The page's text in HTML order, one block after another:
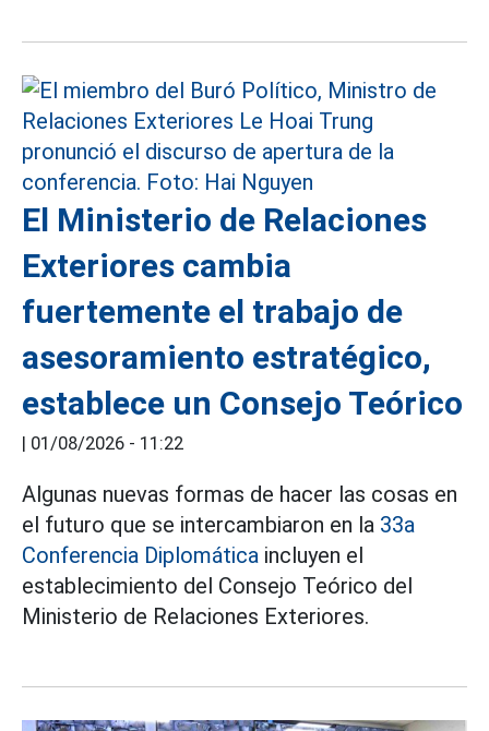
El Ministerio de Relaciones
Exteriores cambia
fuertemente el trabajo de
asesoramiento estratégico,
establece un Consejo Teórico
01/08/2026 - 11:22
Algunas nuevas formas de hacer las cosas en
el futuro que se intercambiaron en la 33a
Conferencia Diplomática incluyen el
establecimiento del Consejo Teórico del
Ministerio de Relaciones Exteriores.